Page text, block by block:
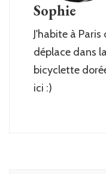
Sophie
J'habite à Paris
déplace dans
bicyclette
ici :)